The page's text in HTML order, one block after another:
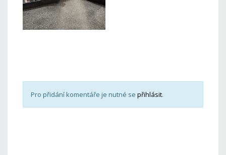
Pro přidání komentáře je nutné se přihlásit.